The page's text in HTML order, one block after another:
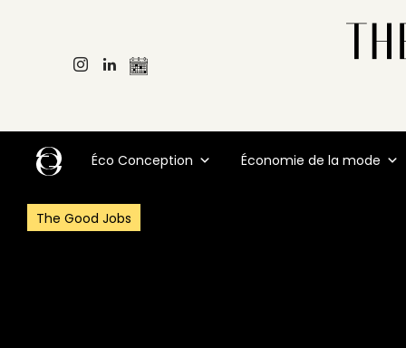
Éco Conception Économie de la mode
The Good Jobs